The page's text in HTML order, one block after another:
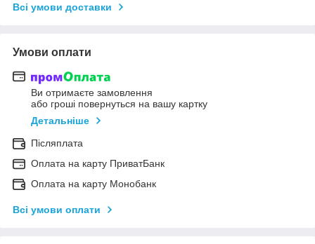
Всі умови доставки
Умови оплати
Ви отримаєте замовлення
або гроші повернуться на вашу картку
Детальніше
Післяплата
Оплата на карту ПриватБанк
Оплата на карту Монобанк
Всі умови оплати